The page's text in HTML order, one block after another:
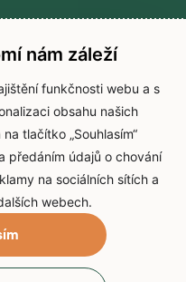
Brno
nám záleží
funkčnosti webu a s
obsahu našich
tlačítko „Souhlasím“
předáním údajů o chování
na sociálních sítích a
webech.